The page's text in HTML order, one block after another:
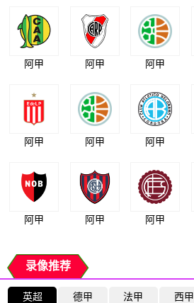
阿甲 阿甲 阿甲
阿甲 阿甲 阿甲
阿甲 阿甲 阿甲
录像推荐
英超 德甲 法甲 西甲